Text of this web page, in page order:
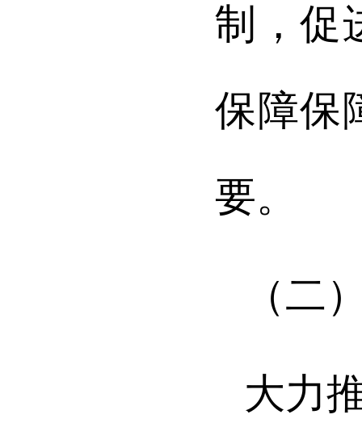
制，促
保障保
要。
（二
大力